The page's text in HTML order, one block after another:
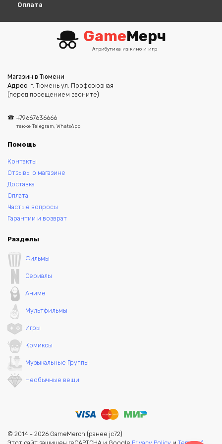
Оплата
GameМерч
Атрибутика из кино и игр
Магазин в Тюмени
Адрес: г. Тюмень ул. Профсоюзная
(перед посещением звоните)
+79667636666
также Telegram, WhatsApp
Помощь
Контакты
Отзывы о магазине
Доставка
Оплата
Частые вопросы
Гарантии и возврат
Разделы
Фильмы
Сериалы
Аниме
Мультфильмы
Игры
Комиксы
Музыкальные Группы
Необычные вещи
© 2014 - 2026 GameMerch (ранее jc72)